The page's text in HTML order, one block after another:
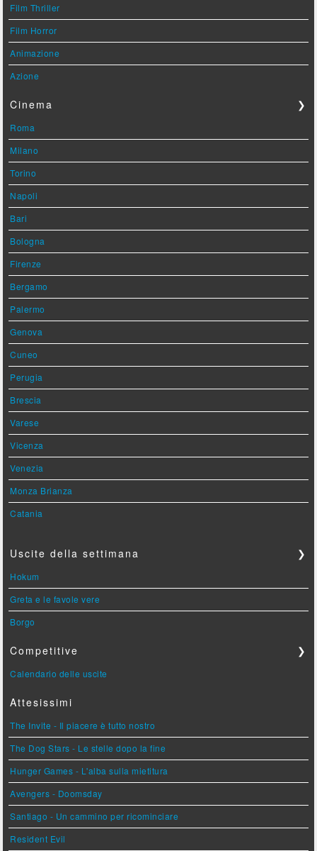
Film Thriller
Film Horror
Animazione
Azione
Cinema ❯
Roma
Milano
Torino
Napoli
Bari
Bologna
Firenze
Bergamo
Palermo
Genova
Cuneo
Perugia
Brescia
Varese
Vicenza
Venezia
Monza Brianza
Catania
Uscite della settimana ❯
Hokum
Greta e le favole vere
Borgo
Competitive ❯
Calendario delle uscite
Attesissimi
The Invite - Il piacere è tutto nostro
The Dog Stars - Le stelle dopo la fine
Hunger Games - L'alba sulla mietitura
Avengers - Doomsday
Santiago - Un cammino per ricominciare
Resident Evil